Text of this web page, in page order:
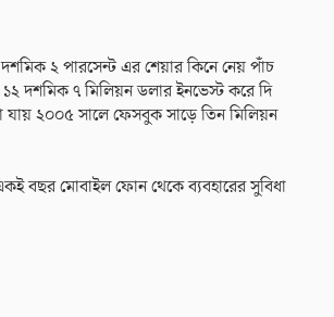
২ পারসেন্ট এর শেয়ার কিনে নেয় পাঁচ
দশমিক ৭ মিলিয়ন ডলার ইনভেস্ট করে দি
২০০৫ সালে ফেসবুক সাড়ে তিন মিলিয়ন
বছর মোবাইল ফোন থেকে ব্যবহারের সুবিধা